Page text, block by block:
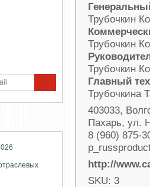
Трубочкин
Трубочкин
Трубочкин
Главный
Трубочкина
403033,
Пахарь, ул.
8 (960) 875-
http://
SKU: 3